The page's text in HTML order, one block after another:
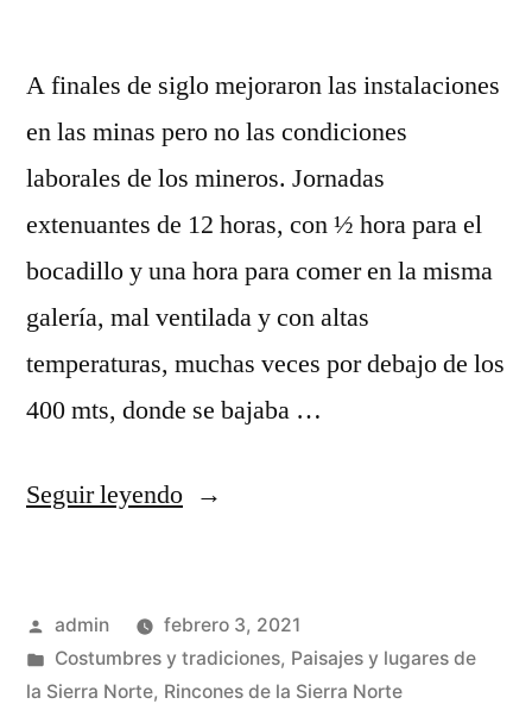
A finales de siglo mejoraron las instalaciones
en las minas pero no las condiciones
laborales de los mineros. Jornadas
extenuantes de 12 horas, con ½ hora para el
bocadillo y una hora para comer en la misma
galería, mal ventilada y con altas
temperaturas, muchas veces por debajo de los
400 mts, donde se bajaba …
Seguir leyendo«El
las
minas
Publicado
por
admin
febrero 3, 2021
Publicado
en
Costumbres y tradiciones, Paisajes y lugares de
la Sierra Norte, Rincones de la Sierra Norte